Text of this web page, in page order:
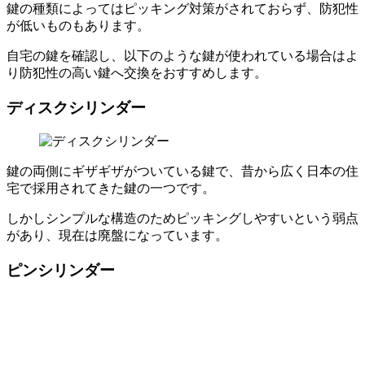
鍵の種類によってはピッキング対策がされておらず、防犯性
が低いものもあります。
自宅の鍵を確認し、以下のような鍵が使われている場合はよ
り防犯性の高い鍵へ交換をおすすめします。
ディスクシリンダー
鍵の両側にギザギザがついている鍵で、昔から広く日本の住
宅で採用されてきた鍵の一つです。
しかしシンプルな構造のためピッキングしやすいという弱点
があり、現在は廃盤になっています。
ピンシリンダー